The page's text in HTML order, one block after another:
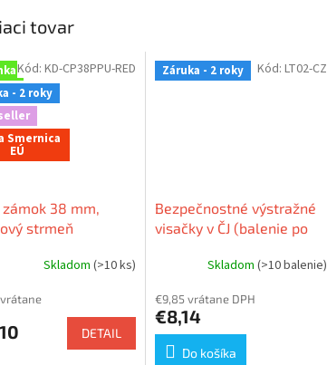
tovar
- 2 roky
Smernica
EÚ
zámok 38 mm,
strmeň
telo (nevodivé),
Skladom (>10 ks)
DETAIL
Kód: KD-CP38PPU-RED Záruka - 2 roky
Bezpečnostné výstražné
visačky v ČJ (balenie po
Skladom (>10 balenie)
€9,85 vrátane DPH
€8,14
Do košíka
Kód: LT02-CZ